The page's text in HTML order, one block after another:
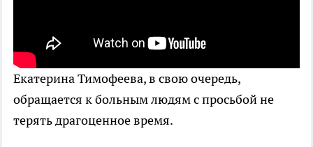
Екатерина Тимофеева, в свою очередь,
обращается к больным людям с просьбой не
терять драгоценное время.